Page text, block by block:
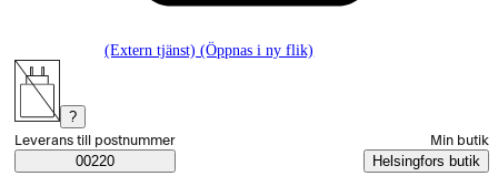
(Extern tjänst) (Öppnas i ny flik)
?
Saatavuustiedot
Välj beställningssätt
Leverans till postnummer
00220
Min butik
Helsingfors butik